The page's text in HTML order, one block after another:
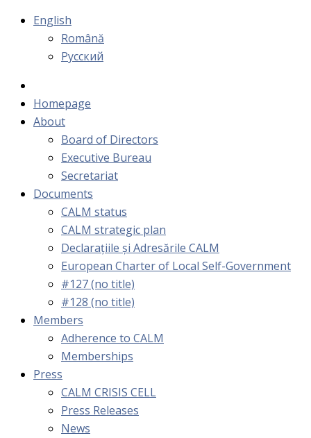
English
Română
Русский
Homepage
About
Board of Directors
Executive Bureau
Secretariat
Documents
CALM status
CALM strategic plan
Declarațiile și Adresările CALM
European Charter of Local Self-Government
#127 (no title)
#128 (no title)
Members
Adherence to CALM
Memberships
Press
CALM CRISIS CELL
Press Releases
News